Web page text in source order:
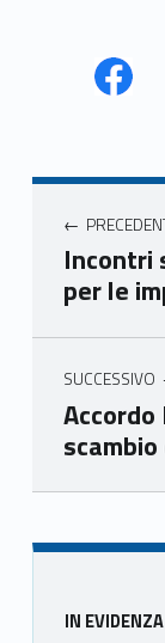
Unio
mer
e
Ven
Navigazione articoli
Incontri
per le
SUCCESSIVO
Skip back to main navigation
Sidebar
IN EVIDENZA